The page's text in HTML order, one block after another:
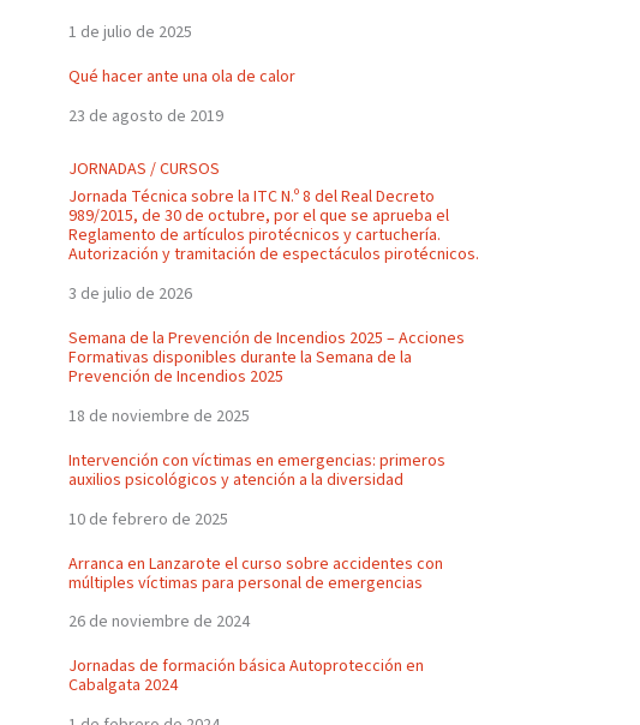
1 de julio de 2025
Qué hacer ante una ola de calor
23 de agosto de 2019
JORNADAS / CURSOS
Jornada Técnica sobre la ITC N.º 8 del Real Decreto
989/2015, de 30 de octubre, por el que se aprueba el
Reglamento de artículos pirotécnicos y cartuchería.
Autorización y tramitación de espectáculos pirotécnicos.
3 de julio de 2026
Semana de la Prevención de Incendios 2025 – Acciones
Formativas disponibles durante la Semana de la
Prevención de Incendios 2025
18 de noviembre de 2025
Intervención con víctimas en emergencias: primeros
auxilios psicológicos y atención a la diversidad
10 de febrero de 2025
Arranca en Lanzarote el curso sobre accidentes con
múltiples víctimas para personal de emergencias
26 de noviembre de 2024
Jornadas de formación básica Autoprotección en
Cabalgata 2024